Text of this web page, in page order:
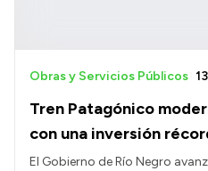
Tren Patagónico
con una inversión
Obras y Servicios Públicos
El Gobierno de Río Negro